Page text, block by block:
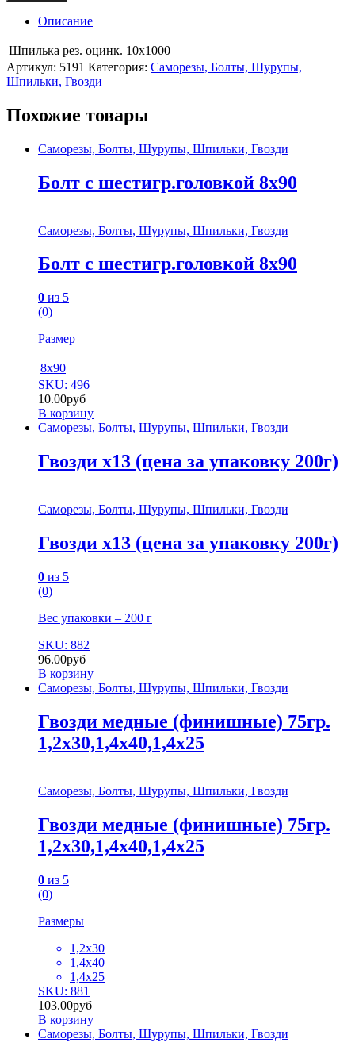
Описание
Шпилька рез. оцинк. 10х1000
Артикул: 5191 Категория: Саморезы, Болты, Шурупы,
Шпильки, Гвозди
Похожие товары
Саморезы, Болты, Шурупы, Шпильки, Гвозди
Болт с шестигр.головкой 8х90
Саморезы, Болты, Шурупы, Шпильки, Гвозди
Болт с шестигр.головкой 8х90
0 из 5
(0)
Размер –
8х90
SKU: 496
10.00руб
В корзину
Саморезы, Болты, Шурупы, Шпильки, Гвозди
Гвозди х13 (цена за упаковку 200г)
Саморезы, Болты, Шурупы, Шпильки, Гвозди
Гвозди х13 (цена за упаковку 200г)
0 из 5
(0)
Вес упаковки – 200 г
SKU: 882
96.00руб
В корзину
Саморезы, Болты, Шурупы, Шпильки, Гвозди
Гвозди медные (финишные) 75гр.
1,2х30,1,4х40,1,4х25
Саморезы, Болты, Шурупы, Шпильки, Гвозди
Гвозди медные (финишные) 75гр.
1,2х30,1,4х40,1,4х25
0 из 5
(0)
Размеры
1,2х30
1,4х40
1,4х25
SKU: 881
103.00руб
В корзину
Саморезы, Болты, Шурупы, Шпильки, Гвозди